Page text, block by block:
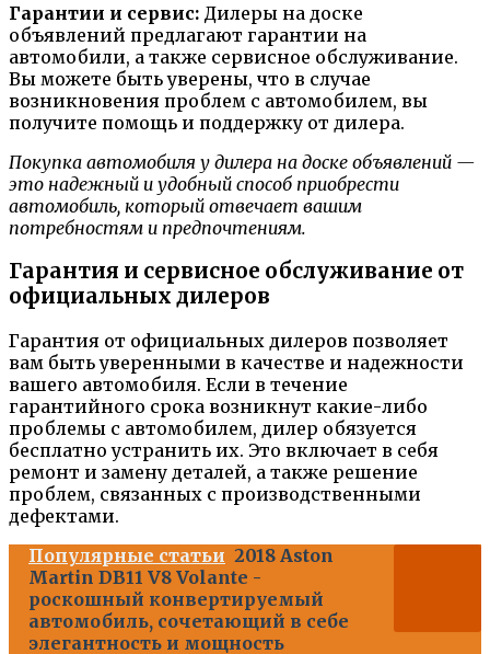
Гарантии и сервис: Дилеры на доске
объявлений предлагают гарантии на
автомобили, а также сервисное обслуживание.
Вы можете быть уверены, что в случае
возникновения проблем с автомобилем, вы
получите помощь и поддержку от дилера.
Покупка автомобиля у дилера на доске объявлений —
это надежный и удобный способ приобрести
автомобиль, который отвечает вашим
потребностям и предпочтениям.
Гарантия и сервисное обслуживание от
официальных дилеров
Гарантия от официальных дилеров позволяет
вам быть уверенными в качестве и надежности
вашего автомобиля. Если в течение
гарантийного срока возникнут какие-либо
проблемы с автомобилем, дилер обязуется
бесплатно устранить их. Это включает в себя
ремонт и замену деталей, а также решение
проблем, связанных с производственными
дефектами.
Популярные статьи 2018 Aston
Martin DB11 V8 Volante -
роскошный конвертируемый
автомобиль, сочетающий в себе
элегантность и мощность